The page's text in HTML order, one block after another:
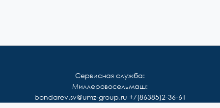
Сервисная служба:
Миллеровосельмаш:
bondarev.sv@umz-group.ru +7(86385)2-36-61